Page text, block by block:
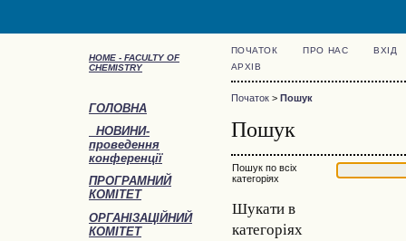
HOME - FACULTY OF
CHEMISTRY
ГОЛОВНА
НОВИНИ-
проведення
конференції
ПРОГРАМНИЙ
КОМІТЕТ
ОРГАНІЗАЦІЙНИЙ
КОМІТЕТ
ПОЧАТОК ПРО НАС
ВХІД
АРХІВ
Початок> Пошук
Пошук
Пошук по всіх
категоріях
Шукати в
категоріях